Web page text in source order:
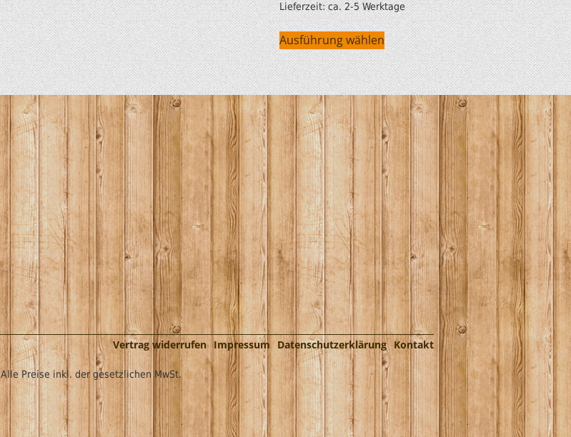
Lieferzeit:ca. 2-5 Werktage
Ausführung wählen
Vertrag widerrufen Impressum Datenschutzerklärung Kontakt
Alle Preise inkl. der gesetzlichen MwSt.